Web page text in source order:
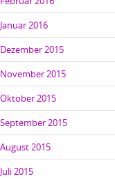
Januar 2016
Dezember 2015
November 2015
Oktober 2015
September 2015
August 2015
Juli 2015